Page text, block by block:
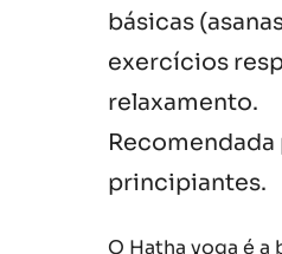
básicas
exercícios
relaxamento.
Recomendada
principiantes.
O Hatha yoga é a